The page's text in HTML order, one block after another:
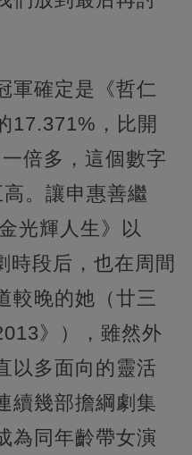
軍確定是《哲仁
17.371%，比開
倍多，這個數字
。讓申惠善繼
光輝人生》以
時段后，也在周間
較晚的她（廿三
》），雖然外
以多面向的靈活
續幾部擔綱劇集
為同年齡帶女演